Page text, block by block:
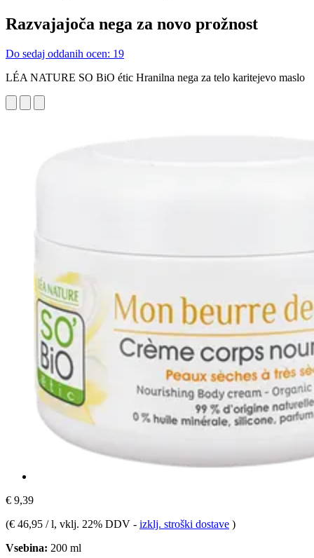
Razvajajoča nega za novo prožnost
Do sedaj oddanih ocen: 19
LÉA NATURE SO BiO étic Hranilna nega za telo karitejevo maslo
€ 9,39
(€ 46,95 / l, vklj. 22% DDV - izklj. stroški dostave )
Vsebina: 200 ml